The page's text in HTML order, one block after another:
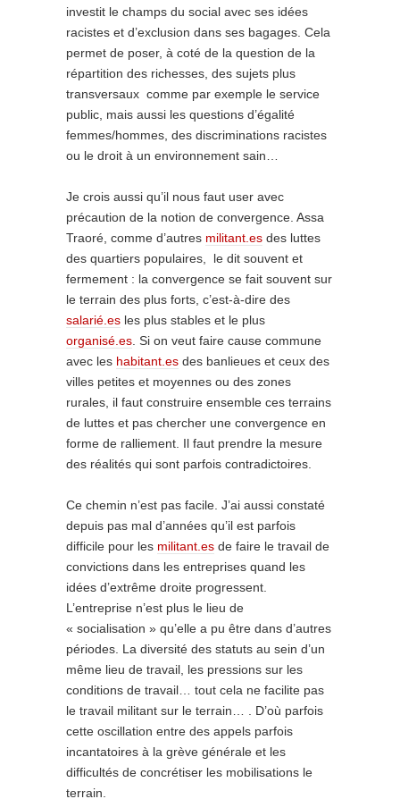
investit le champs du social avec ses idées
racistes et d’exclusion dans ses bagages. Cela
permet de poser, à coté de la question de la
répartition des richesses, des sujets plus
transversaux comme par exemple le service
public, mais aussi les questions d’égalité
femmes/hommes, des discriminations racistes
ou le droit à un environnement sain…
Je crois aussi qu’il nous faut user avec
précaution de la notion de convergence. Assa
Traoré, comme d’autres militant.es des luttes
des quartiers populaires, le dit souvent et
fermement : la convergence se fait souvent sur
le terrain des plus forts, c’est-à-dire des
salarié.es les plus stables et le plus
organisé.es. Si on veut faire cause commune
avec les habitant.es des banlieues et ceux des
villes petites et moyennes ou des zones
rurales, il faut construire ensemble ces terrains
de luttes et pas chercher une convergence en
forme de ralliement. Il faut prendre la mesure
des réalités qui sont parfois contradictoires.
Ce chemin n’est pas facile. J’ai aussi constaté
depuis pas mal d’années qu’il est parfois
difficile pour les militant.es de faire le travail de
convictions dans les entreprises quand les
idées d’extrême droite progressent.
L’entreprise n’est plus le lieu de
« socialisation » qu’elle a pu être dans d’autres
périodes. La diversité des statuts au sein d’un
même lieu de travail, les pressions sur les
conditions de travail… tout cela ne facilite pas
le travail militant sur le terrain… . D’où parfois
cette oscillation entre des appels parfois
incantatoires à la grève générale et les
difficultés de concrétiser les mobilisations le
terrain.